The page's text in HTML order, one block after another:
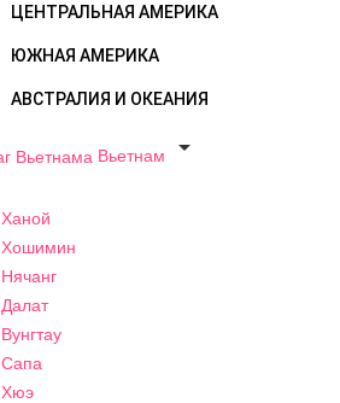
ЦЕНТРАЛЬНАЯ АМЕРИКА
ЮЖНАЯ АМЕРИКА
АВСТРАЛИЯ И ОКЕАНИЯ
Вьетнам

Ханой
Хошимин
Нячанг
Далат
Вунгтау
Сапа
Хюэ